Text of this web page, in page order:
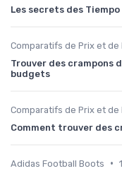
Les secrets des
Comparatifs de Prix et de
Trouver des crampons
budgets
Comparatifs de Prix et de
Comment trouver des
Adidas Football Boots •